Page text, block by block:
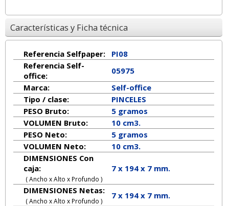
Características y Ficha técnica
Referencia Selfpaper:
PI08
Referencia Self-
office:
05975
Marca:
Self-office
Tipo / clase:
PINCELES
PESO Bruto:
5 gramos
VOLUMEN Bruto:
10 cm3.
PESO Neto:
5gramos
VOLUMEN Neto:
10 cm3.
DIMENSIONES Con
caja:
( Ancho x Alto x Profundo )
7 x 194 x 7 mm.
DIMENSIONES Netas:
( Ancho x Alto x Profundo )
7x 194x 7mm.